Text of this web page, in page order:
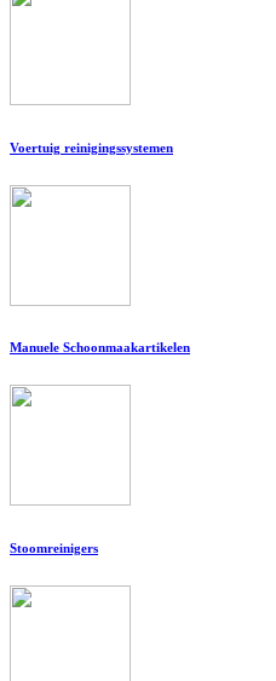
Voertuig reinigingssystemen
Manuele Schoonmaakartikelen
Stoomreinigers